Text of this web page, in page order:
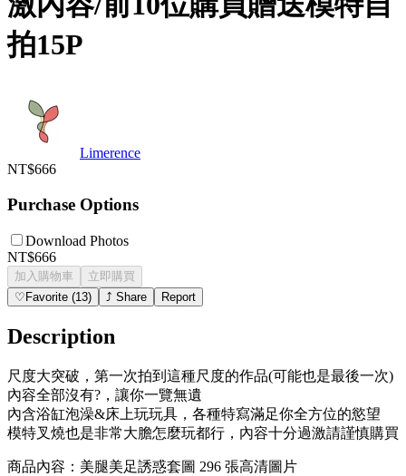
拍15P
Limerence
NT$666
Purchase Options
Download Photos
NT$666
加入購物車
立即購買
♡ Favorite (13) ⤴ Share Report
Description
尺度大突破，第一次拍到這種尺度的作品(可能也是最後一次)
內容全部沒有?，讓你一覽無遺
內含浴缸泡澡&床上玩玩具，各種特寫滿足你全方位的慾望
模特叉燒也是非常大膽怎麼玩都行，內容十分過激請謹慎購買
商品內容：美腿美足誘惑套圖 296 張高清圖片